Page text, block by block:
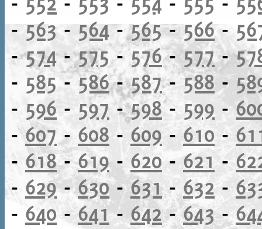
-563-564-565-566-
-574-575-576-577-
- 585-586-587-588-
- 596 - 597-598-599 -
-607 -608 - 609 - 610 -
- 618-619-620 - 621 -
- 629-630-631- 632-
- 640 -641- 642-643-